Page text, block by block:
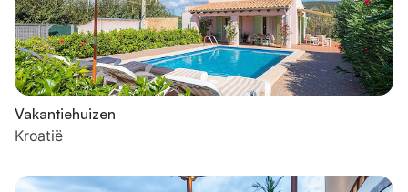
Vakantiehuizen
Kroatië